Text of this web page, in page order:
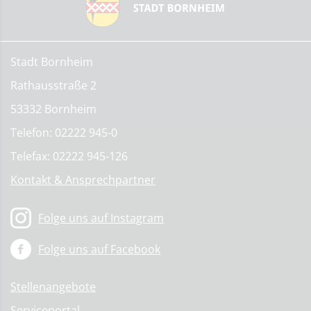
Stadt Bornheim
Rathausstraße 2
53332 Bornheim
Telefon: 02222 945-0
Telefax: 02222 945-126
Kontakt & Ansprechpartner
Folge uns auf Instagram
Folge uns auf Facebook
Stellenangebote